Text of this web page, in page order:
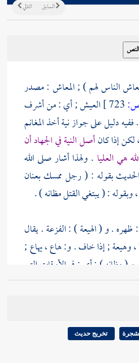
التالي السابق
الناس لهم ) ; المعاش : مصدر
العيش ; أي : من أشرف
دليل على جواز نية أخذ المغانم
لكن إذا كانأصل النية في الجهاد أن
هي العليا . ولهذا أشار صلى الله
بقوله : ( رجل ممسك بعنان
وبقوله : ( يبتغي القتل مظانه ) .
. و ( الهيعة ) : الفزعة . يقال
، وهيعة ; إذا خاف . و: هاع ، يهاع ;
و ( مظانه ) ; أي : في الأوقات التي
منصوب هنا على الظرف .
العين غير معجمة- : واحدة الشعف
( اليقين ) هنا : هو المتيقن ،
تخريج حديث